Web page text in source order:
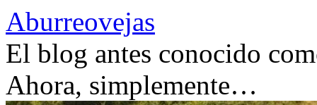
Saltar
al
contenido
Aburreovejas
El blog antes conocido
Ahora, simplemente…